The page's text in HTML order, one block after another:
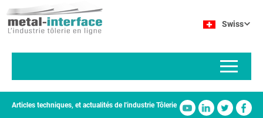
au
contenu
Swiss
Articles techniques, et actualités de l'industrie Tôlerie